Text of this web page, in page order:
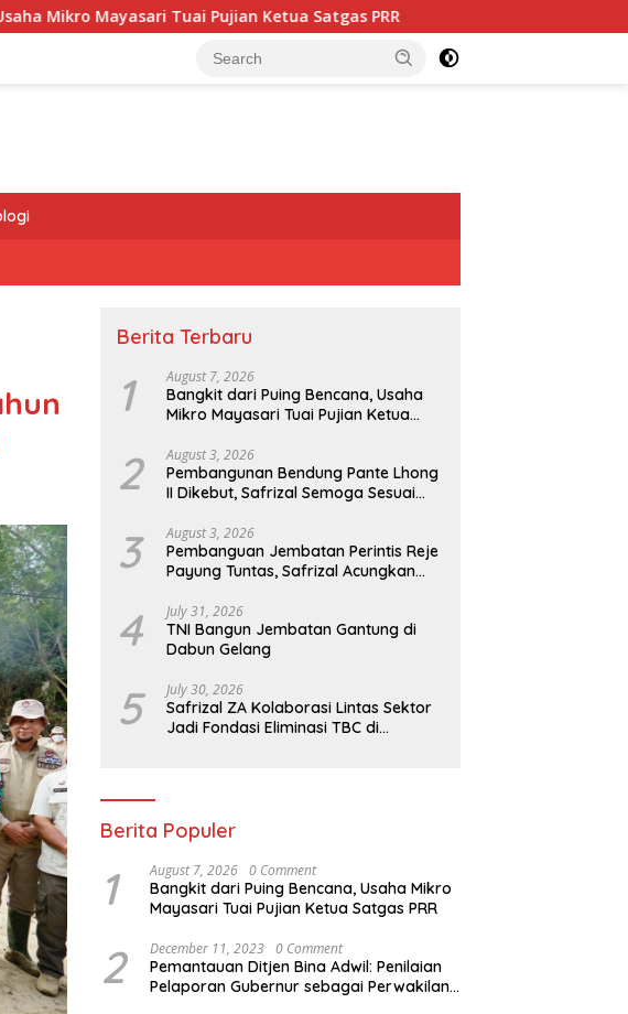
Tuai Pujian Ketua Satgas PRR Pembangunan Bendung Pante Lhong
Berita Terbaru
1 August 7, 2026
Bangkit dari Puing Bencana, Usaha
Mikro Mayasari Tuai Pujian Ketua
2 August 3, 2026
Pembangunan Bendung Pante Lhong
II Dikebut, Safrizal Semoga Sesuai
3 August 3, 2026
Pembanguan Jembatan Perintis Reje
Payung Tuntas, Safrizal Acungkan
4 July 31, 2026
TNI Bangun Jembatan Gantung di
Dabun Gelang
5 July 30, 2026
Safrizal ZA Kolaborasi Lintas Sektor
Jadi Fondasi Eliminasi TBC di
Berita Populer
1 August 7, 2026 0 Comment
Bangkit dari Puing Bencana, Usaha Mikro
Mayasari Tuai Pujian Ketua Satgas PRR
2 December 11, 2023 0 Comment
Pemantauan Ditjen Bina Adwil: Penilaian
Pelaporan Gubernur sebagai Perwakilan